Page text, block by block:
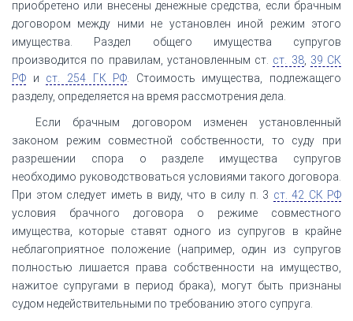
приобретено или внесены денежные средства, если брачным
договором между ними не установлен иной режим этого
имущества. Раздел общего имущества супругов
производится по правилам, установленным ст. ст. 38, 39 СК
РФ и ст. 254 ГК РФ . Стоимость имущества, подлежащего
разделу, определяется на время рассмотрения дела.
Если брачным договором изменен установленный
законом режим совместной собственности, то суду при
разрешении спора о разделе имущества супругов
необходимо руководствоваться условиями такого договора.
При этом следует иметь в виду, что в силу п. 3 ст. 42 СК РФ
условия брачного договора о режиме совместного
имущества, которые ставят одного из супругов в крайне
неблагоприятное положение (например, один из супругов
полностью лишается права собственности на имущество,
нажитое супругами в период брака), могут быть признаны
судом недействительными по требованию этого супруга.